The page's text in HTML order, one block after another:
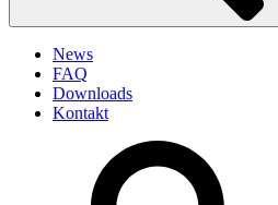
News
FAQ
Downloads
Kontakt